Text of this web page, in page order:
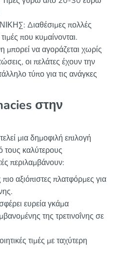
Διαθέσιμες πολλές
που κυμαίνονται.
μπορεί να αγοράζεται χωρίς
οι πελάτες έχουν την
τύπο για τις ανάγκες
στην
μια δημοφιλή επιλογή
τους καλύτερους
περιλαμβάνουν:
αξιόπιστες πλατφόρμες για
ευρεία γκάμα
της τρετινοΐνης σε
τιμές με ταχύτερη